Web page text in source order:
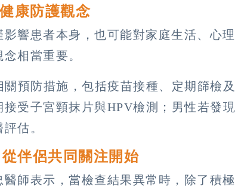
康防護觀念
響患者本身，也可能對家庭生活、心理
相當重要。
預防措施，包括疫苗接種、定期篩檢及
受子宮頸抹片與HPV檢測；男性若發現
估。
伴侶共同關注開始
師表示，當檢查結果異常時，除了積極